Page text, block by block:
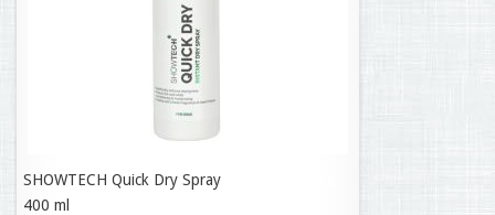
SHOWTECH Quick Dry Spray
400 ml